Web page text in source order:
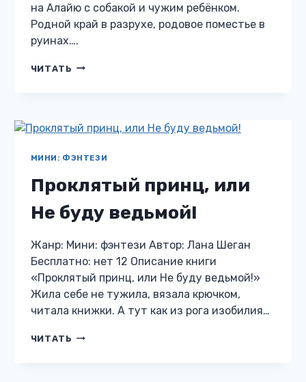
на Алайю с собакой и чужим ребёнком.
Родной край в разрухе, родовое поместье в
руинах….
ЧИТАТЬ ХРАНИТЕЛЬНИЦА
МИНИ: ФЭНТЕЗИ
Проклятый принц, или
Не буду ведьмой!
Жанр: Мини: фэнтези Автор: Лана Шеган
Бесплатно: нет 12 Описание книги
«Проклятый принц, или Не буду ведьмой!»
Жила себе не тужила, вязала крючком,
читала книжки. А тут как из рога изобилия…
ЧИТАТЬ ПРОКЛЯТЫЙ